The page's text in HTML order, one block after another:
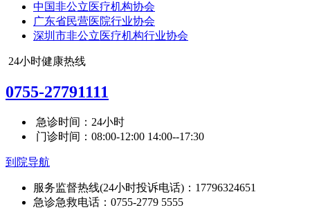
中国非公立医疗机构协会
广东省民营医院行业协会
深圳市非公立医疗机构行业协会
24小时健康热线
0755-27791111
急诊时间：24小时
门诊时间：08:00-12:00 14:00--17:30
到院导航
服务监督热线(24小时投诉电话)：17796324651
急诊急救电话：0755-2779 5555